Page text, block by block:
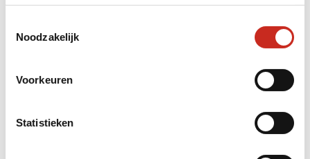
Noodzakelijk
Voorkeuren
Statistieken
Vallei & het Yurtkamp